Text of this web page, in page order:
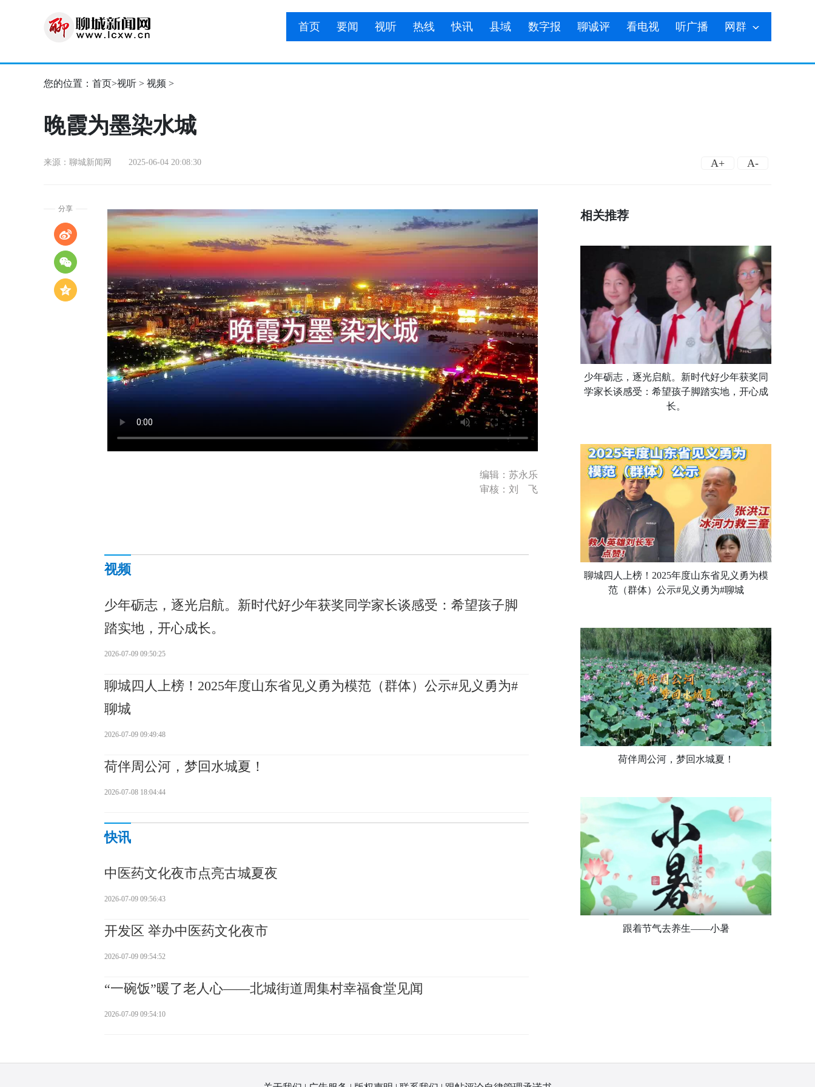
首页 要闻 视听 热线 快讯 县域 数字报 聊诚评 看电视 听广播 网群
您的位置： 首页>视听 > 视频 >
晚霞为墨染水城
来源：聊城新闻网 2025-06-04 20:08:30 A+ A-
分享
编辑：苏永乐
审核：刘 飞
相关推荐
少年砺志，逐光启航。新时代好少年获奖同
学家长谈感受：希望孩子脚踏实地，开心成
长。
聊城四人上榜！2025年度山东省见义勇为模
范（群体）公示#见义勇为#聊城
荷伴周公河，梦回水城夏！
跟着节气去养生——小暑
视频
少年砺志，逐光启航。新时代好少年获奖同学家长谈感受：希望孩子脚
踏实地，开心成长。
2026-07-09 09:50:25
聊城四人上榜！2025年度山东省见义勇为模范（群体）公示#见义勇为#
聊城
2026-07-09 09:49:48
荷伴周公河，梦回水城夏！
2026-07-08 18:04:44
快讯
中医药文化夜市点亮古城夏夜
2026-07-09 09:56:43
开发区 举办中医药文化夜市
2026-07-09 09:54:52
“一碗饭”暖了老人心——北城街道周集村幸福食堂见闻
2026-07-09 09:54:10